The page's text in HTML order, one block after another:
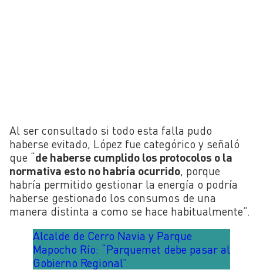
Al ser consultado si todo esta falla pudo
haberse evitado, López fue categórico y señaló
que “de haberse cumplido los protocolos o la
normativa esto no habría ocurrido, porque
habría permitido gestionar la energía o podría
haberse gestionado los consumos de una
manera distinta a como se hace habitualmente”.
Alcalde de Cerro Navia y Parque
Mapocho Río: “Parquemet debe pasar al
Gobierno Regional”